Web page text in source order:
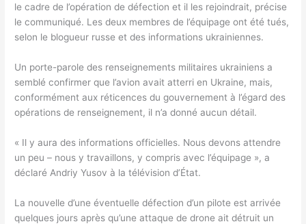
le cadre de l’opération de défection et il les rejoindrait, précise
le communiqué. Les deux membres de l’équipage ont été tués,
selon le blogueur russe et des informations ukrainiennes.
Un porte-parole des renseignements militaires ukrainiens a
semblé confirmer que l’avion avait atterri en Ukraine, mais,
conformément aux réticences du gouvernement à l’égard des
opérations de renseignement, il n’a donné aucun détail.
« Il y aura des informations officielles. Nous devons attendre
un peu – nous y travaillons, y compris avec l’équipage », a
déclaré Andriy Yusov à la télévision d’État.
La nouvelle d’une éventuelle défection d’un pilote est arrivée
quelques jours après qu’une attaque de drone ait détruit un